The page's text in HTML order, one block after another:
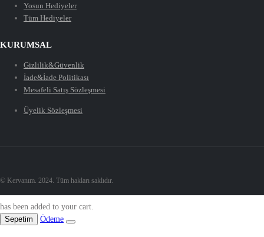
Yosun Hediyeler
Tüm Hediyeler
KURUMSAL
Gizlilik&Güvenlik
İade&İade Politikası
Mesafeli Satış Sözleşmesi
Üyelik Sözleşmesi
© Kervanım. 2024. Tüm hakları saklıdır.
has been added to your cart.
Sepetim
Ödeme